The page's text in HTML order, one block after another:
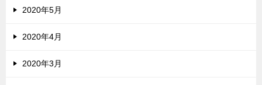
2020年5月
2020年4月
2020年3月